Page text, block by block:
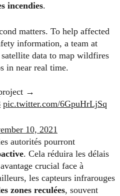
incendies.
matters. To help affected
information, a team at
data to map wildfires
in near real time.
→
pic.twitter.com/6GpuHrLjSq
10, 2021
autorités pourront
. Cela réduira les délais
crucial face à
les capteurs infrarouges
zones reculées, souvent